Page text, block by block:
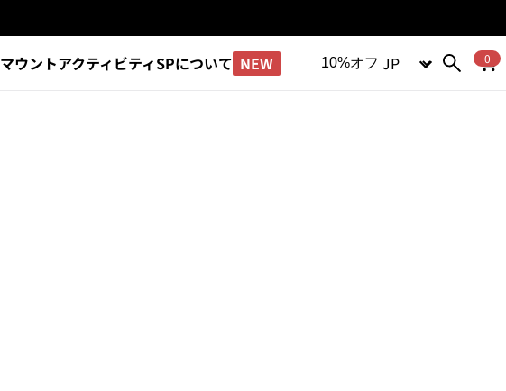
マウントアクティビティSPについて NEW 10%オフ 言語 0